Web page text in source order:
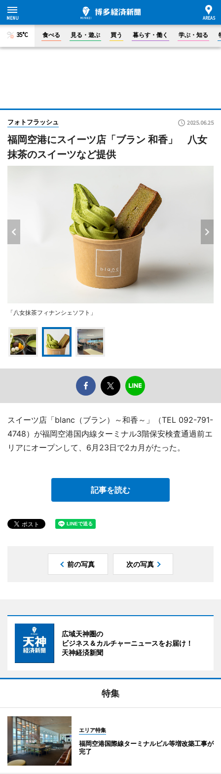
35°C 食べる 見る・遊ぶ 買う 暮らす・働く 学ぶ・知る
フォトフラッシュ 2025.06.25
福岡空港にスイーツ店「ブラン 和香」 八女
抹茶のスイーツなど提供
「八女抹茶フィナンシェソフト」
スイーツ店「blanc（ブラン）～和香～」（TEL 092-791-
4748）が福岡空港国内線ターミナル3階保安検査通過前エ
リアにオープンして、6月23日で2カ月がたった。
記事を読む
前の写真 次の写真
広域天神圏の
ビジネス＆カルチャーニュースをお届け！
天神経済新聞
特集
エリア特集
福岡空港国際線ターミナルビル等増改築工事が
完了